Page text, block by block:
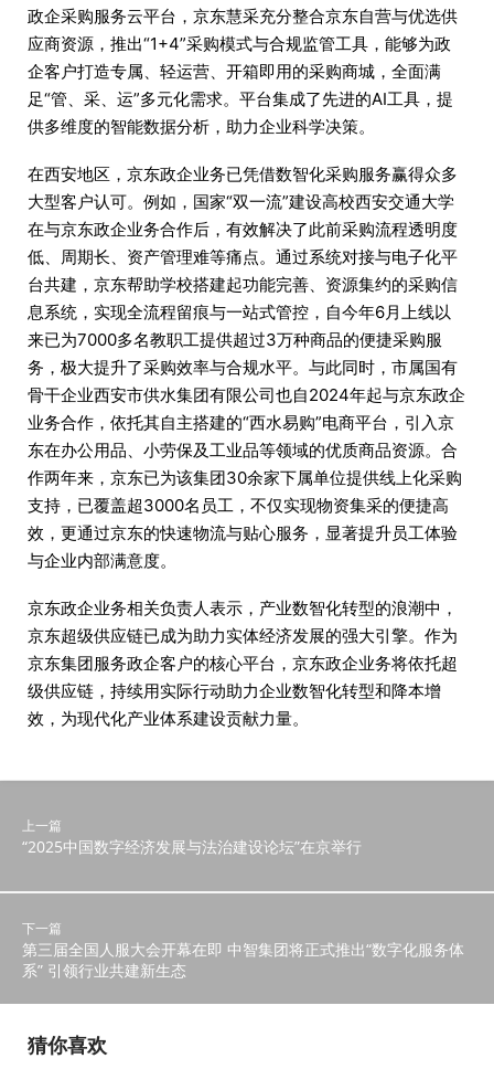
政企采购服务云平台，京东慧采充分整合京东自营与优选供
应商资源，推出“1+4”采购模式与合规监管工具，能够为政
企客户打造专属、轻运营、开箱即用的采购商城，全面满
足“管、采、运”多元化需求。平台集成了先进的AI工具，提
供多维度的智能数据分析，助力企业科学决策。
在西安地区，京东政企业务已凭借数智化采购服务赢得众多
大型客户认可。例如，国家“双一流”建设高校西安交通大学
在与京东政企业务合作后，有效解决了此前采购流程透明度
低、周期长、资产管理难等痛点。通过系统对接与电子化平
台共建，京东帮助学校搭建起功能完善、资源集约的采购信
息系统，实现全流程留痕与一站式管控，自今年6月上线以
来已为7000多名教职工提供超过3万种商品的便捷采购服
务，极大提升了采购效率与合规水平。与此同时，市属国有
骨干企业西安市供水集团有限公司也自2024年起与京东政企
业务合作，依托其自主搭建的“西水易购”电商平台，引入京
东在办公用品、小劳保及工业品等领域的优质商品资源。合
作两年来，京东已为该集团30余家下属单位提供线上化采购
支持，已覆盖超3000名员工，不仅实现物资集采的便捷高
效，更通过京东的快速物流与贴心服务，显著提升员工体验
与企业内部满意度。
京东政企业务相关负责人表示，产业数智化转型的浪潮中，
京东超级供应链已成为助力实体经济发展的强大引擎。作为
京东集团服务政企客户的核心平台，京东政企业务将依托超
级供应链，持续用实际行动助力企业数智化转型和降本增
效，为现代化产业体系建设贡献力量。
上一篇
“2025中国数字经济发展与法治建设论坛”在京举行
下一篇
第三届全国人服大会开幕在即 中智集团将正式推出“数字化服务体
系” 引领行业共建新生态
猜你喜欢